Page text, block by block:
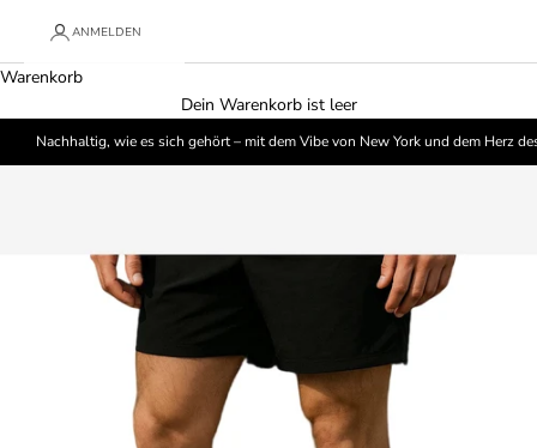
ANMELDEN
Warenkorb
Dein Warenkorb ist leer
Nachhaltig, wie es sich gehört – mit dem Vibe von New York und dem Herz